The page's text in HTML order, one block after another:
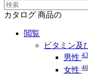
カタログ 商品の
閲覧
ビタミン及
男性
女性